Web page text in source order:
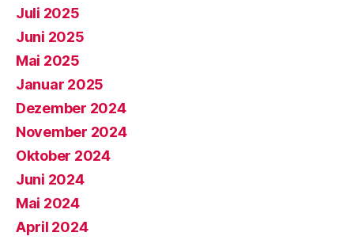
Juli 2025
Juni 2025
Mai 2025
Januar 2025
Dezember 2024
November 2024
Oktober 2024
Juni 2024
Mai 2024
April 2024